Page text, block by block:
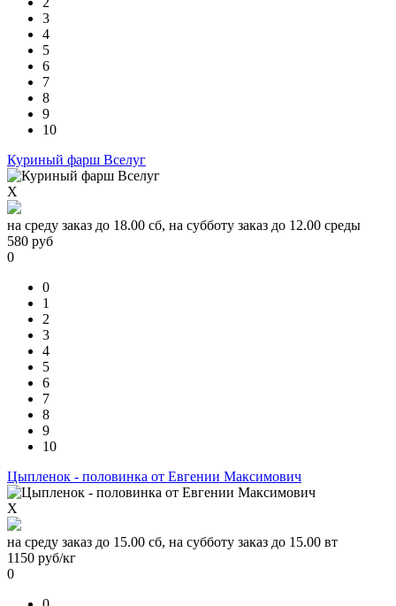
3
4
5
6
7
8
9
10
Куриный фарш Вселуг
X
на среду заказ до 18.00 сб, на субботу заказ до 12.00 среды
580 руб
0
0
1
2
3
4
5
6
7
8
9
10
Цыпленок - половинка от Евгении Максимович
X
на среду заказ до 15.00 сб, на субботу заказ до 15.00 вт
1150 руб/кг
0